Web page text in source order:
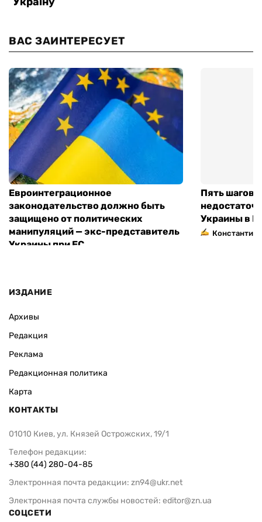
ВАС ЗАИНТЕРЕСУЕТ
Евроинтеграционное
законодательство должно быть
защищено от политических
манипуляций — экс-представитель
Украины при ЕС
Пять шагов
Украины в
Константин
ИЗДАНИЕ
Архивы
Редакция
Реклама
Редакционная политика
Карта
КОНТАКТЫ
01010 Киев, ул. Князей Острожских, 19/1
Телефон редакции:
+380 (44) 280-04-85
Электронная почта редакции: zn94@ukr.net
Электронная почта службы новостей: editor@zn.ua
СОЦСЕТИ